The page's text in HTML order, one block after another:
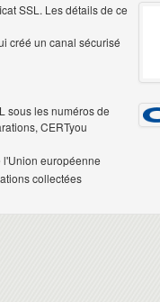
SSL. Les détails de ce
créé un canal sécurisé
sous les numéros de
CERTyou
l'Union européenne
collectées